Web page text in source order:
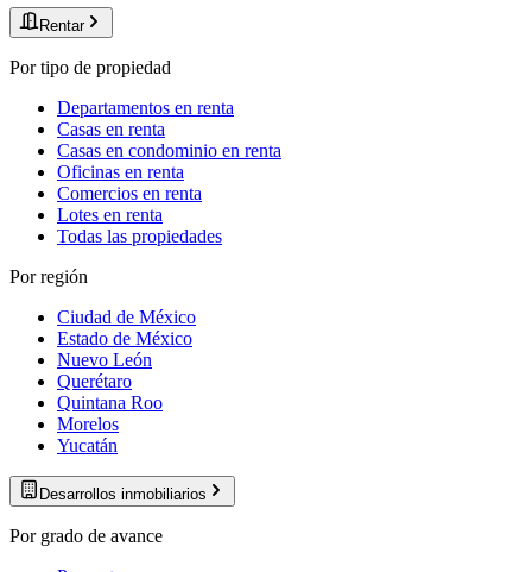
Rentar
Por tipo de propiedad
Departamentos en renta
Casas en renta
Casas en condominio en renta
Oficinas en renta
Comercios en renta
Lotes en renta
Todas las propiedades
Por región
Ciudad de México
Estado de México
Nuevo León
Querétaro
Quintana Roo
Morelos
Yucatán
Desarrollos inmobiliarios
Por grado de avance